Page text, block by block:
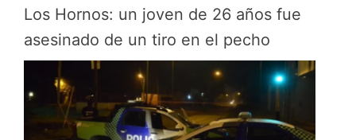
Los Hornos: un joven de 26 años fue
asesinado de un tiro en el pecho